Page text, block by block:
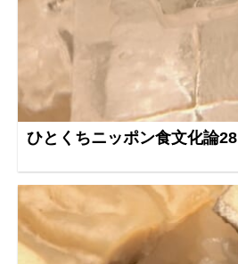
ひとくちニッポン食文化論28